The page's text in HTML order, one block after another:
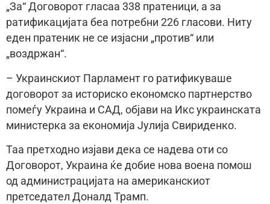
„За“ Договорот гласаа 338 пратеници, а за
ратификацијата беа потребни 226 гласови. Ниту
еден пратеник не се изјасни „против“ или
„воздржан“.
– Украинскиот Парламент го ратификуваше
договорот за историско економско партнерство
помеѓу Украина и САД, објави на Икс украинската
министерка за економија Јулија Свириденко.
Таа претходно изјави дека се надева оти со
Договорот, Украина ќе добие нова воена помош
од администрацијата на американскиот
претседател Доналд Трамп.